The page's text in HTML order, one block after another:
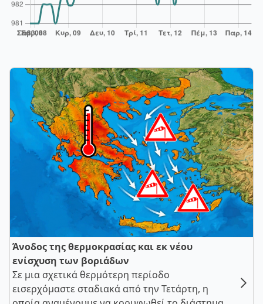
Άνοδος της θερμοκρασίας και εκ νέου
ενίσχυση των βοριάδων
Σε μια σχετικά θερμότερη περίοδο
εισερχόμαστε σταδιακά από την Τετάρτη, η